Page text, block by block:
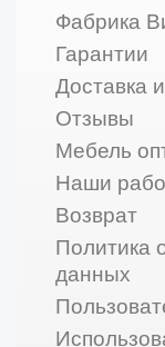
Фабрика
Гарантии
Доставка
Отзывы
Мебель
Наши
Возврат
Политика
данных